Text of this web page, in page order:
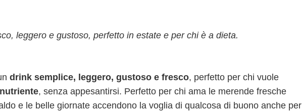
leggero e gustoso, perfetto in estate e per chi è a dieta.
drink semplice, leggero, gustoso e fresco, perfetto per chi vuole
, senza appesantirsi. Perfetto per chi ama le merende fresche
e le belle giornate accendono la voglia di qualcosa di buono anche per